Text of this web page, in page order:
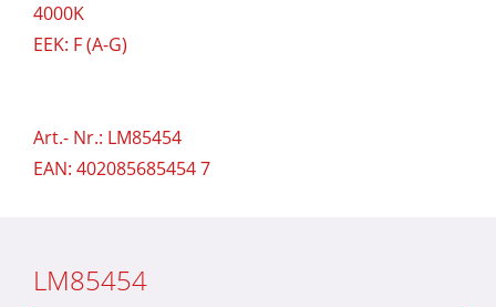
4000K
EEK: F (A-G)
Art.- Nr.: LM85454
EAN: 402085685454 7
LM85454